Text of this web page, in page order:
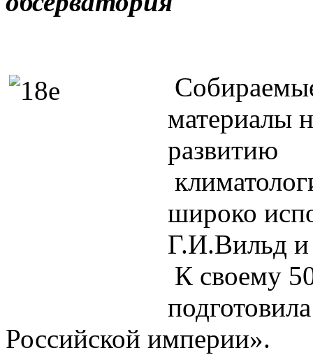
материалы
развитию
широко
Г.И.Вильд
К своему
Российской империи».